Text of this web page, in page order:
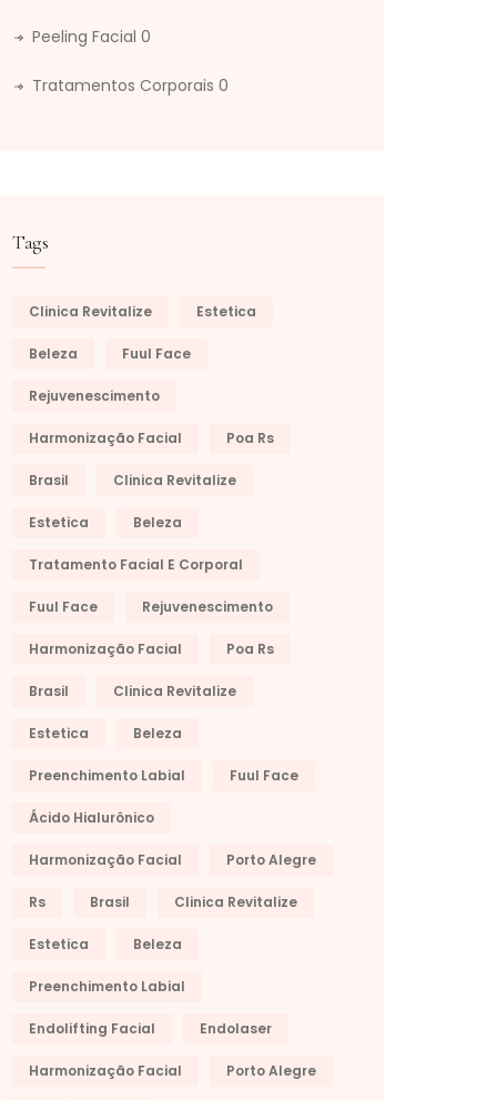
Peeling Facial 0
Tratamentos Corporais 0
Tags
Clinica Revitalize Estetica
Beleza Fuul Face
Rejuvenescimento
Harmonização Facial Poa Rs
Brasil Clinica Revitalize
Estetica Beleza
Tratamento Facial E Corporal
Fuul Face Rejuvenescimento
Harmonização Facial Poa Rs
Brasil Clinica Revitalize
Estetica Beleza
Preenchimento Labial Fuul Face
Ácido Hialurônico
Harmonização Facial Porto Alegre
Rs Brasil Clinica Revitalize
Estetica Beleza
Preenchimento Labial
Endolifting Facial Endolaser
Harmonização Facial Porto Alegre